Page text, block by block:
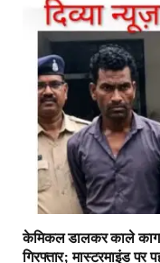
केमिकल डालकर काले
गिरफ्तार; मास्टरमाइंड पर